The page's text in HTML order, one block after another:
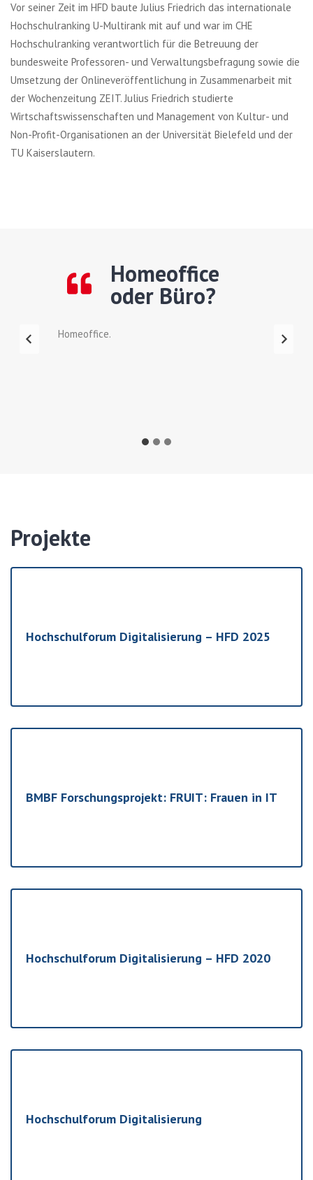
Vor seiner Zeit im HFD baute Julius Friedrich das internationale
Hochschulranking U-Multirank mit auf und war im CHE
Hochschulranking verantwortlich für die Betreuung der
bundesweite Professoren- und Verwaltungsbefragung sowie die
Umsetzung der Onlineveröffentlichung in Zusammenarbeit mit
der Wochenzeitung ZEIT. Julius Friedrich studierte
Wirtschaftswissenschaften und Management von Kultur- und
Non-Profit-Organisationen an der Universität Bielefeld und der
TU Kaiserslautern.
Homeoffice
oder Büro?
Homeoffice.
Projekte
Hochschulforum Digitalisierung – HFD 2025
BMBF Forschungsprojekt: FRUIT: Frauen in IT
Hochschulforum Digitalisierung – HFD 2020
Hochschulforum Digitalisierung